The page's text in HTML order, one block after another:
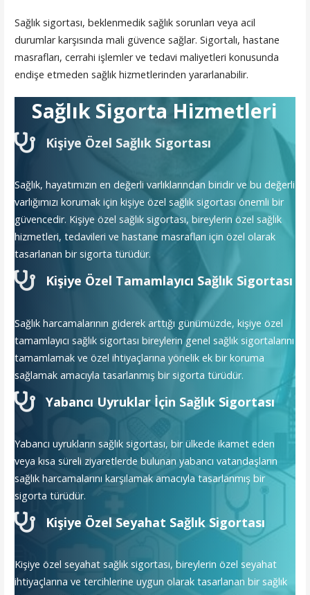
Sağlık sigortası, beklenmedik sağlık sorunları veya acil
durumlar karşısında mali güvence sağlar. Sigortalı, hastane
masrafları, cerrahi işlemler ve tedavi maliyetleri konusunda
endişe etmeden sağlık hizmetlerinden yararlanabilir.
Sağlık Sigorta Hizmetleri
Kişiye Özel Sağlık Sigortası
Sağlık, hayatımızın en değerli varlıklarından biridir ve bu değerli
varlığımızı korumak için kişiye özel sağlık sigortası önemli bir
güvencedir. Kişiye özel sağlık sigortası, bireylerin özel sağlık
hizmetleri, tedavileri ve hastane masrafları için özel olarak
tasarlanan bir sigorta türüdür.
Kişiye Özel Tamamlayıcı Sağlık Sigortası
Sağlık harcamalarının giderek arttığı günümüzde, kişiye özel
tamamlayıcı sağlık sigortası bireylerin genel sağlık sigortalarını
tamamlamak ve özel ihtiyaçlarına yönelik ek bir koruma
sağlamak amacıyla tasarlanmış bir sigorta türüdür.
Yabancı Uyruklar İçin Sağlık Sigortası
Yabancı uyrukların sağlık sigortası, bir ülkede ikamet eden
veya kısa süreli ziyaretlerde bulunan yabancı vatandaşların
sağlık harcamalarını karşılamak amacıyla tasarlanmış bir
sigorta türüdür.
Kişiye Özel Seyahat Sağlık Sigortası
Kişiye özel seyahat sağlık sigortası, bireylerin özel seyahat
ihtiyaçlarına ve tercihlerine uygun olarak tasarlanan bir sağlık